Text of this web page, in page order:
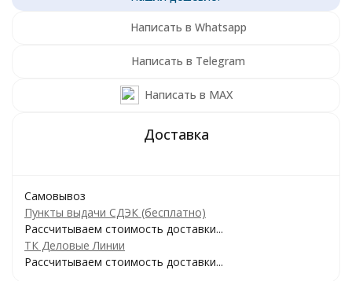
Написать в Whatsapp
Написать в Telegram
Написать в MAX
Самовывоз
Пункты выдачи СДЭК (бесплатно)
Рассчитываем стоимость доставки...
ТК Деловые Линии
Рассчитываем стоимость доставки...